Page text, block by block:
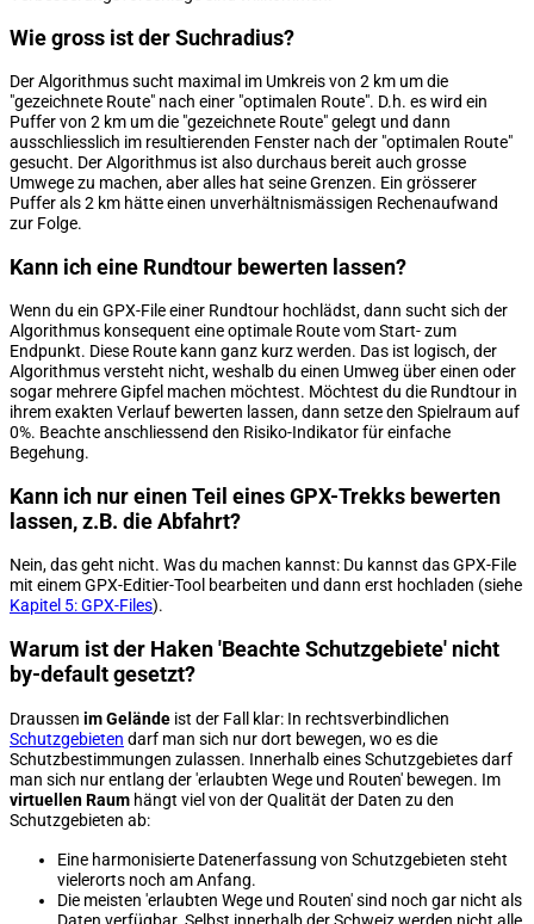
Wie gross ist der Suchradius?
Der Algorithmus sucht maximal im Umkreis von 2 km um die
"gezeichnete Route" nach einer "optimalen Route". D.h. es wird ein
Puffer von 2 km um die "gezeichnete Route" gelegt und dann
ausschliesslich im resultierenden Fenster nach der "optimalen Route"
gesucht. Der Algorithmus ist also durchaus bereit auch grosse
Umwege zu machen, aber alles hat seine Grenzen. Ein grösserer
Puffer als 2 km hätte einen unverhältnismässigen Rechenaufwand
zur Folge.
Kann ich eine Rundtour bewerten lassen?
Wenn du ein GPX-File einer Rundtour hochlädst, dann sucht sich der
Algorithmus konsequent eine optimale Route vom Start- zum
Endpunkt. Diese Route kann ganz kurz werden. Das ist logisch, der
Algorithmus versteht nicht, weshalb du einen Umweg über einen oder
sogar mehrere Gipfel machen möchtest. Möchtest du die Rundtour in
ihrem exakten Verlauf bewerten lassen, dann setze den Spielraum auf
0%. Beachte anschliessend den Risiko-Indikator für einfache
Begehung.
Kann ich nur einen Teil eines GPX-Trekks bewerten
lassen, z.B. die Abfahrt?
Nein, das geht nicht. Was du machen kannst: Du kannst das GPX-File
mit einem GPX-Editier-Tool bearbeiten und dann erst hochladen (siehe
Kapitel 5: GPX-Files).
Warum ist der Haken 'Beachte Schutzgebiete' nicht
by-default gesetzt?
Draussen im Gelände ist der Fall klar: In rechtsverbindlichen
Schutzgebieten darf man sich nur dort bewegen, wo es die
Schutzbestimmungen zulassen. Innerhalb eines Schutzgebietes darf
man sich nur entlang der 'erlaubten Wege und Routen' bewegen. Im
virtuellen Raum hängt viel von der Qualität der Daten zu den
Schutzgebieten ab:
Eine harmonisierte Datenerfassung von Schutzgebieten steht
vielerorts noch am Anfang.
Die meisten 'erlaubten Wege und Routen' sind noch gar nicht als